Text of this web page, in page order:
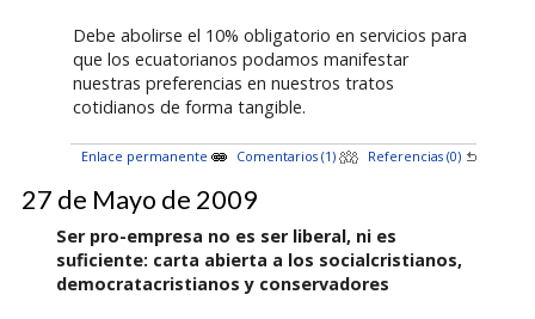
Debe abolirse el 10% obligatorio en servicios para
que los ecuatorianos podamos manifestar
nuestras preferencias en nuestros tratos
cotidianos de forma tangible.
Enlace permanente Comentarios (1) Referencias (0)
27 de Mayo de 2009
Ser pro-empresa no es ser liberal, ni es
suficiente: carta abierta a los socialcristianos,
democratacristianos y conservadores